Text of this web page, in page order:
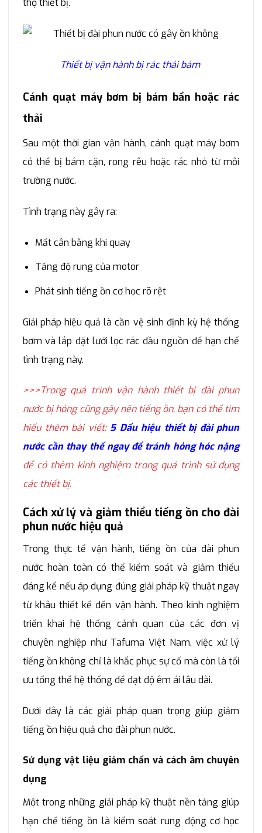
thọ thiết bị.
Thiết bị vận hành bị rác thải bám
Cánh quạt máy bơm bị bám bẩn hoặc rác
thải
Sau một thời gian vận hành, cánh quạt máy bơm
có thể bị bám cặn, rong rêu hoặc rác nhỏ từ môi
trường nước.
Tình trạng này gây ra:
Mất cân bằng khi quay
Tăng độ rung của motor
Phát sinh tiếng ồn cơ học rõ rệt
Giải pháp hiệu quả là cần vệ sinh định kỳ hệ thống
bơm và lắp đặt lưới lọc rác đầu nguồn để hạn chế
tình trạng này.
>>>Trong quá trình vận hành thiết bị đài phun
nước bị hỏng cũng gây nên tiếng ồn, bạn có thể tìm
hiểu thêm bài viết: 5 Dấu hiệu thiết bị đài phun
nước cần thay thế ngay để tránh hỏng hóc nặng
để có thêm kinh nghiệm trong quá trình sử dụng
các thiết bị.
Cách xử lý và giảm thiểu tiếng ồn cho đài
phun nước hiệu quả
Trong thực tế vận hành, tiếng ồn của đài phun
nước hoàn toàn có thể kiểm soát và giảm thiểu
đáng kể nếu áp dụng đúng giải pháp kỹ thuật ngay
từ khâu thiết kế đến vận hành. Theo kinh nghiệm
triển khai hệ thống cảnh quan của các đơn vị
chuyên nghiệp như Tafuma Việt Nam, việc xử lý
tiếng ồn không chỉ là khắc phục sự cố mà còn là tối
ưu tổng thể hệ thống để đạt độ êm ái lâu dài.
Dưới đây là các giải pháp quan trọng giúp giảm
tiếng ồn hiệu quả cho đài phun nước.
Sử dụng vật liệu giảm chấn và cách âm chuyên
dụng
Một trong những giải pháp kỹ thuật nền tảng giúp
hạn chế tiếng ồn là kiểm soát rung động cơ học